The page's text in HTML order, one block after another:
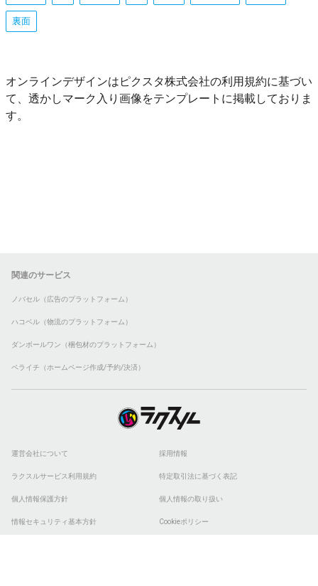
裏面
オンラインデザインはピクスタ株式会社の利用規約に基づい
て、透かしマーク入り画像をテンプレートに掲載しておりま
す。
関連のサービス
ノバセル（広告のプラットフォーム）
ハコベル（物流のプラットフォーム）
ダンボールワン（梱包材のプラットフォーム）
ペライチ（ホームページ作成/予約/決済）
運営会社について 採用情報
ラクスルサービス利用規約 特定取引法に基づく表記
個人情報保護方針 個人情報の取り扱い
情報セキュリティ基本方針 Cookieポリシー